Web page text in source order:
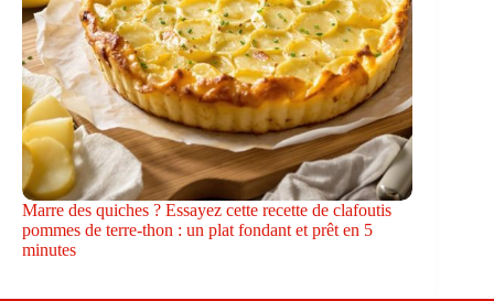
Marre des quiches ? Essayez cette recette de clafoutis
pommes de terre-thon : un plat fondant et prêt en 5
minutes